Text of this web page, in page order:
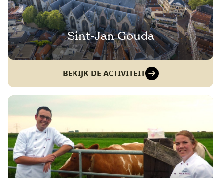
Sint-Jan Gouda
BEKIJK DE ACTIVITEIT